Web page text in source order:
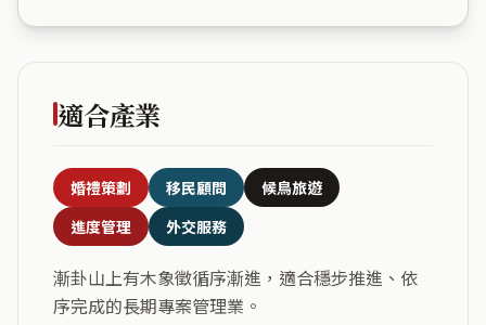
適合產業
婚禮策劃 移民顧問
候鳥旅遊
進度管理
外交服務
漸卦山上有木象徵循序漸進，適合穩步推進、依
序完成的長期專案管理業。